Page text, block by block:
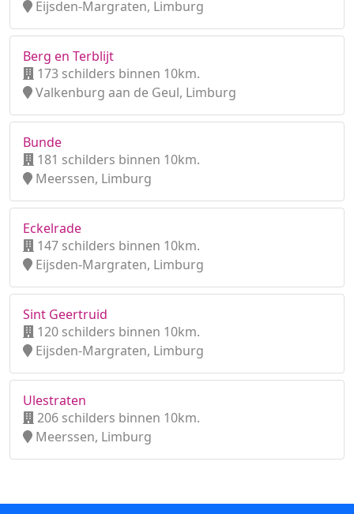
Eijsden-Margraten, Limburg
Berg en Terblijt
173 schilders binnen 10km.
Valkenburg aan de Geul, Limburg
Bunde
181 schilders binnen 10km.
Meerssen, Limburg
Eckelrade
147 schilders binnen 10km.
Eijsden-Margraten, Limburg
Sint Geertruid
120 schilders binnen 10km.
Eijsden-Margraten, Limburg
Ulestraten
206 schilders binnen 10km.
Meerssen, Limburg